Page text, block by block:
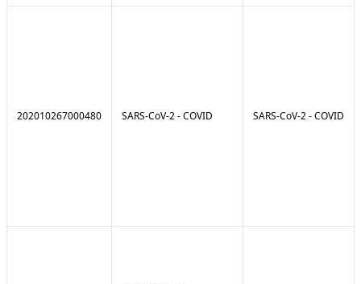
202010267000480 SARS-CoV-2 - COVID SARS-CoV-2 - COVID